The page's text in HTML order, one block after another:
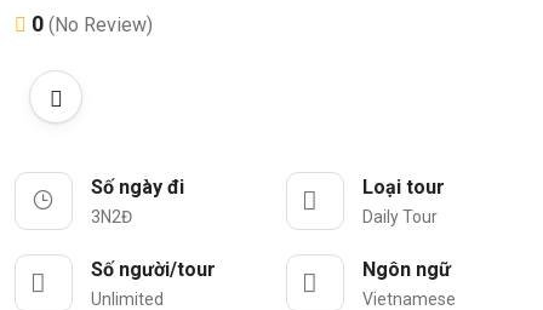
0 (No Review)
Số ngày đi
3N2Đ
Loại tour
Daily Tour
Số người/tour
Unlimited
Ngôn ngữ
Vietnamese